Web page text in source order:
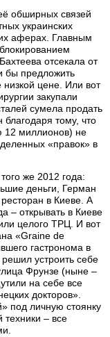
обширных связей
украинских
аферах. Главным
отсекала от
бы предложить
цене. Или вот
закупали
сумела продать
тому, что
12 миллионов) не
«правок» в
же 2012 года:
деньги, Герман
в Киеве. А
– открывать в Киеве
целого ТРЦ. И вот
«Graine de
гастронома в
устроить себе
Фрунзе (ныне –
на себе все
докторов».
под личную стоянку
– все